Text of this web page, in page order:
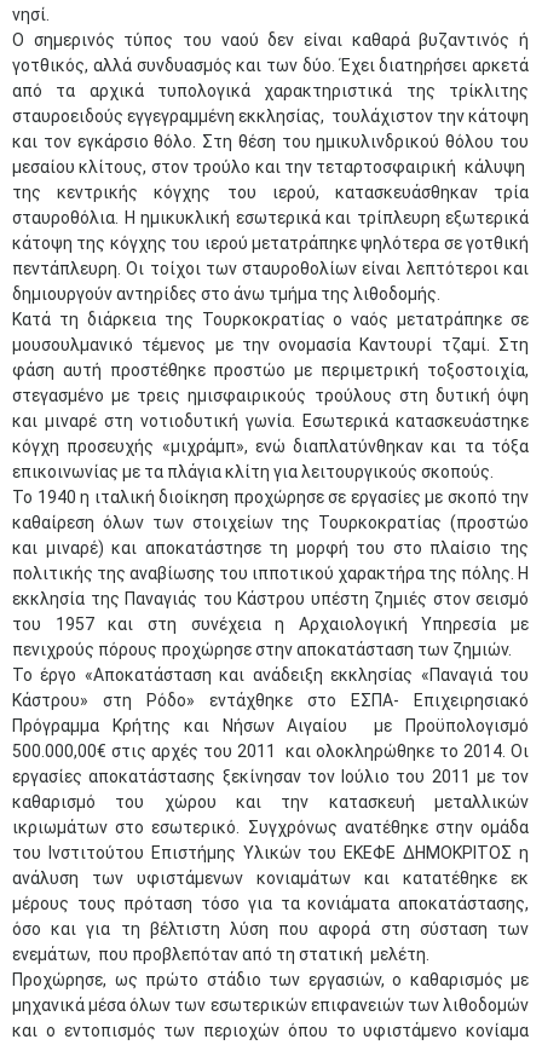
νησί.
Ο σημερινός τύπος του ναού δεν είναι καθαρά βυζαντινός ή
γοτθικός, αλλά συνδυασμός και των δύο. Έχει διατηρήσει αρκετά
από τα αρχικά τυπολογικά χαρακτηριστικά της τρίκλιτης
σταυροειδούς εγγεγραμμένη εκκλησίας, τουλάχιστον την κάτοψη
και τον εγκάρσιο θόλο. Στη θέση του ημικυλινδρικού θόλου του
μεσαίου κλίτους, στον τρούλο και την τεταρτοσφαιρική κάλυψη
της κεντρικής κόγχης του ιερού, κατασκευάσθηκαν τρία
σταυροθόλια. Η ημικυκλική εσωτερικά και τρίπλευρη εξωτερικά
κάτοψη της κόγχης του ιερού μετατράπηκε ψηλότερα σε γοτθική
πεντάπλευρη. Οι τοίχοι των σταυροθολίων είναι λεπτότεροι και
δημιουργούν αντηρίδες στο άνω τμήμα της λιθοδομής.
Κατά τη διάρκεια της Τουρκοκρατίας ο ναός μετατράπηκε σε
μουσουλμανικό τέμενος με την ονομασία Καντουρί τζαμί. Στη
φάση αυτή προστέθηκε προστώο με περιμετρική τοξοστοιχία,
στεγασμένο με τρεις ημισφαιρικούς τρούλους στη δυτική όψη
και μιναρέ στη νοτιοδυτική γωνία. Εσωτερικά κατασκευάστηκε
κόγχη προσευχής «μιχράμπ», ενώ διαπλατύνθηκαν και τα τόξα
επικοινωνίας με τα πλάγια κλίτη για λειτουργικούς σκοπούς.
Το 1940 η ιταλική διοίκηση προχώρησε σε εργασίες με σκοπό την
καθαίρεση όλων των στοιχείων της Τουρκοκρατίας (προστώο
και μιναρέ) και αποκατάστησε τη μορφή του στο πλαίσιο της
πολιτικής της αναβίωσης του ιπποτικού χαρακτήρα της πόλης. Η
εκκλησία της Παναγιάς του Κάστρου υπέστη ζημιές στον σεισμό
του 1957 και στη συνέχεια η Αρχαιολογική Υπηρεσία με
πενιχρούς πόρους προχώρησε στην αποκατάσταση των ζημιών.
Το έργο «Αποκατάσταση και ανάδειξη εκκλησίας «Παναγιά του
Κάστρου» στη Ρόδο» εντάχθηκε στο ΕΣΠΑ- Επιχειρησιακό
Πρόγραμμα Κρήτης και Νήσων Αιγαίου με Προϋπολογισμό
500.000,00€ στις αρχές του 2011 και ολοκληρώθηκε το 2014. Οι
εργασίες αποκατάστασης ξεκίνησαν τον Ιούλιο του 2011 με τον
καθαρισμό του χώρου και την κατασκευή μεταλλικών
ικριωμάτων στο εσωτερικό. Συγχρόνως ανατέθηκε στην ομάδα
του Ινστιτούτου Επιστήμης Υλικών του ΕΚΕΦΕ ΔΗΜΟΚΡΙΤΟΣ η
ανάλυση των υφιστάμενων κονιαμάτων και κατατέθηκε εκ
μέρους τους πρόταση τόσο για τα κονιάματα αποκατάστασης,
όσο και για τη βέλτιστη λύση που αφορά στη σύσταση των
ενεμάτων, που προβλεπόταν από τη στατική μελέτη.
Προχώρησε, ως πρώτο στάδιο των εργασιών, ο καθαρισμός με
μηχανικά μέσα όλων των εσωτερικών επιφανειών των λιθοδομών
και ο εντοπισμός των περιοχών όπου το υφιστάμενο κονίαμα